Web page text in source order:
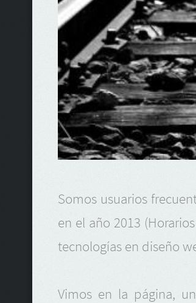
Somos usuarios
en el año 2013
tecnologías en diseño
Vimos en la página,